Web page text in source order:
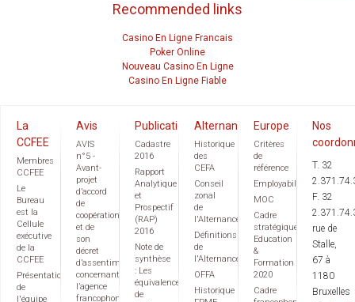
Recommended links
Casino En Ligne Francais
Poker Online
Nouveau Casino En Ligne
Casino En Ligne Fiable
La
CCFEE
Membres
CCFEE
Le
Bureau
est la
Cellule
exécutive
de la
CCFEE
Présentation
de
l'équipe
Avis
AVIS
n°5 -
Avant-
projet
d’accord
de
coopération
et de
son
décret
d’assentiment
concernant
l’agence
francophone
Publications
Cadastre
2016
Rapport
Analytique
et
Prospectif
(RAP)
2016
Note de
synthèse
: Les
équivalences
de
Alternance
Historique
des
CEFA
Conseil
zonal
de
l'Alternance
Définitions
de
l'Alternance
OFFA
Historique
Europe
Critères
de
référence
Employabilité
MOC
Cadre
stratégique
Education
&
Formation
2020
Cadre
Nos
T. 32
F. 32
rue de
Stalle,
67 à
1180
Bruxelles